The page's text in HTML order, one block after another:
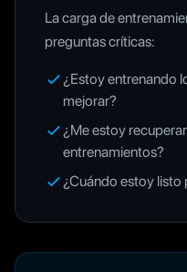
La carga de
preguntas críticas:
¿Estoy entrenando
mejorar?
¿Me estoy
entrenamientos?
¿Cuándo estoy listo